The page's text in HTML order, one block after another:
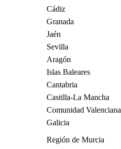
Cádiz
Granada
Jaén
Sevilla
Aragón
Islas Baleares
Cantabria
Castilla-La Mancha
Comunidad Valenciana
Galicia
Región de Murcia